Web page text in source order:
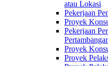
atau Lokasi
Pekerjaan
Proyek
Pekerjaan
Proyek
Proyek